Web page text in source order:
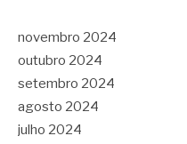
novembro 2024
outubro 2024
setembro 2024
agosto 2024
julho 2024